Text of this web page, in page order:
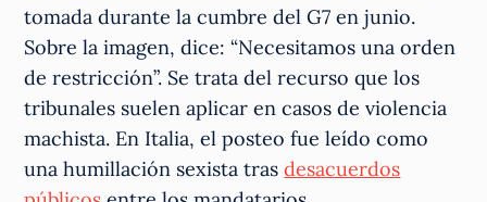
tomada durante la cumbre del G7 en junio.
Sobre la imagen, dice: “Necesitamos una orden
de restricción”. Se trata del recurso que los
tribunales suelen aplicar en casos de violencia
machista. En Italia, el posteo fue leído como
una humillación sexista trasdesacuerdos